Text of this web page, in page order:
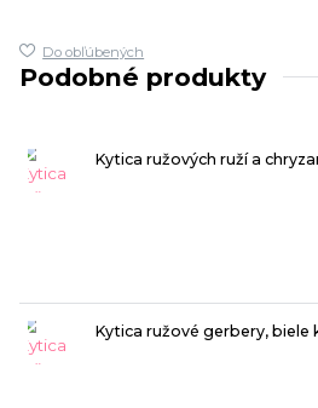
Do obľúbených
Podobné produkty
Kytica ružových ruží a
Kytica ružové gerbery, biele